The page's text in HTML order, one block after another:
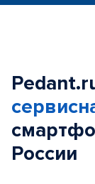
России